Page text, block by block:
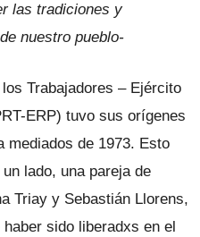
las tradiciones y
nuestro pueblo-
Trabajadores – Ejército
ERP) tuvo sus orígenes
mediados de 1973. Esto
lado, una pareja de
Triay y Sebastián Llorens,
sido liberadxs en el